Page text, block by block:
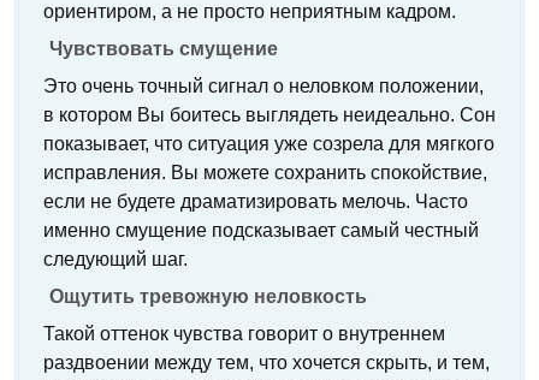
ориентиром, а не просто неприятным кадром.
Чувствовать смущение
Это очень точный сигнал о неловком положении,
в котором Вы боитесь выглядеть неидеально. Сон
показывает, что ситуация уже созрела для мягкого
исправления. Вы можете сохранить спокойствие,
если не будете драматизировать мелочь. Часто
именно смущение подсказывает самый честный
следующий шаг.
Ощутить тревожную неловкость
Такой оттенок чувства говорит о внутреннем
раздвоении между тем, что хочется скрыть, и тем,